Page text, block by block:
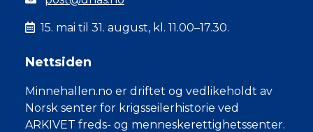
15. mai til 31. august, kl. 11.00–17.30.
Nettsiden
Minnehallen.no er driftet og vedlikeholdt av
Norsk senter for krigsseilerhistorie ved
ARKIVET freds- og menneskerettighetssenter.